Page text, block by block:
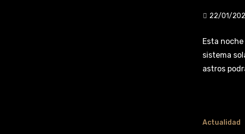
22/01/
Esta
sistema
astros
Actualidad